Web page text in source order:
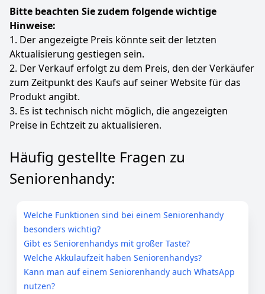
Prepaid/O2 wird sein 2G-Netz demnächst abschalten.
Wir empfehlen die Verwendung einer SIM-Karte eines
anderen Anbieters.
Farbe
Schwarz oder Silber
3599 €
Anzeigen
Bitte beachten Sie zudem folgende wichtige
Hinweise:
1. Der angezeigte Preis könnte seit der letzten
Aktualisierung gestiegen sein.
2. Der Verkauf erfolgt zu dem Preis, den der Verkäufer
zum Zeitpunkt des Kaufs auf seiner Website für das
Produkt angibt.
3. Es ist technisch nicht möglich, die angezeigten
Preise in Echtzeit zu aktualisieren.
Häufig gestellte Fragen zu
Seniorenhandy:
Welche Funktionen sind bei einem Seniorenhandy
besonders wichtig?
Gibt es Seniorenhandys mit großer Taste?
Welche Akkulaufzeit haben Seniorenhandys?
Kann man auf einem Seniorenhandy auch WhatsApp
nutzen?